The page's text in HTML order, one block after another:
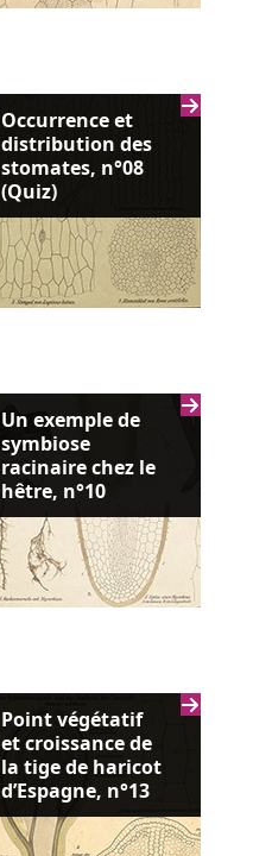
Occurrence et
distribution des
stomates, n°08
(Quiz)
Un exemple de
symbiose
racinaire chez le
hêtre, n°10
Point végétatif
et croissance de
la tige de haricot
d’Espagne, n°13